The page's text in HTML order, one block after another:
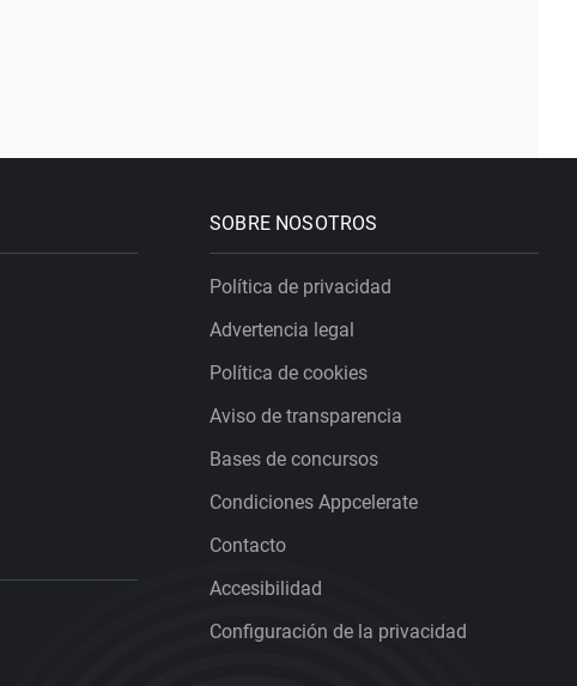
SOBRE NOSOTROS
Política de privacidad
Advertencia legal
Política de cookies
Aviso de transparencia
Bases de concursos
Condiciones Appcelerate
Contacto
Accesibilidad
Configuración de la privacidad